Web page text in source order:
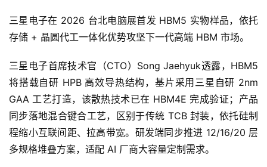
三星电子在 2026 台北电脑展首发 HBM5 实物样品，依托
存储 + 晶圆代工一体化优势攻坚下一代高端 HBM 市场。
三星电子首席技术官（CTO）Song Jaehyuk透露，HBM5
将搭载自研 HPB 高效导热结构，基片采用三星自研 2nm
GAA 工艺打造，该散热技术已在 HBM4E 完成验证；产品
同步落地混合键合工艺，区别于传统 TCB 封装，依托硅制
程缩小互联间距、拉高带宽。研发端同步推进 12/16/20 层
多规格堆叠方案，适配 AI 厂商大容量定制需求。